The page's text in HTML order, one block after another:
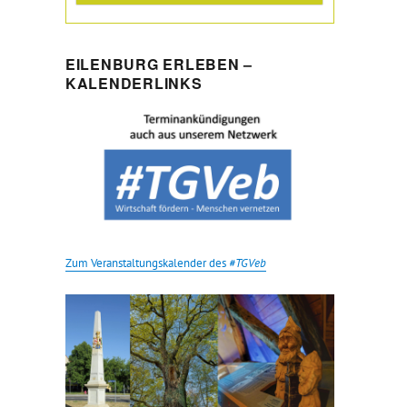
EILENBURG ERLEBEN –
KALENDERLINKS
Zum Veranstaltungskalender des #TGVeb